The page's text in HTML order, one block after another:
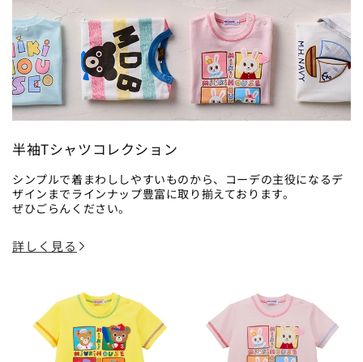
半袖Tシャツコレクション
シンプルで着まわししやすいものから、コーデの主役になるデ
ザインまでラインナップ豊富に取り揃えております。
ぜひごらんください。
詳しく見る